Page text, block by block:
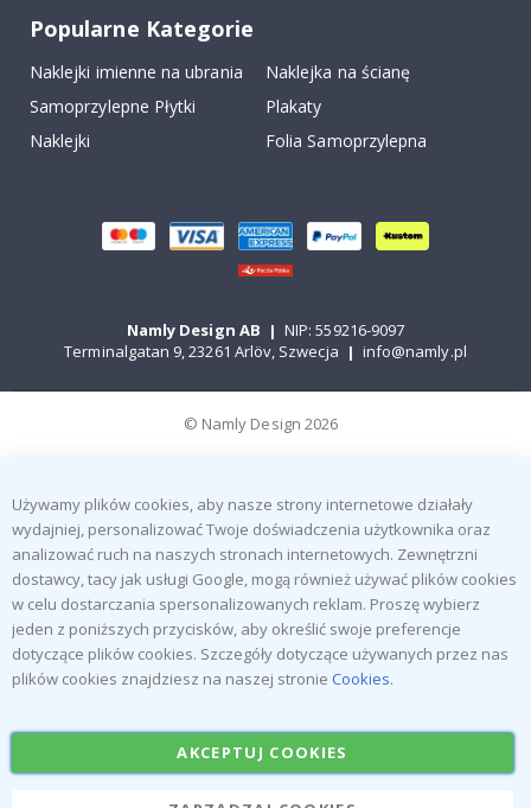
Popularne Kategorie
Naklejki imienne na ubrania
Naklejka na ścianę
Samoprzylepne Płytki
Plakaty
Naklejki
Folia Samoprzylepna
Namly Design AB | NIP: 559216-9097
Terminalgatan 9, 23261 Arlöv, Szwecja | info@namly.pl
© Namly Design 2026
Używamy plików cookies, aby nasze strony internetowe działały
wydajniej, personalizować Twoje doświadczenia użytkownika oraz
analizować ruch na naszych stronach internetowych. Zewnętrzni
dostawcy, tacy jak usługi Google, mogą również używać plików cookies
w celu dostarczania spersonalizowanych reklam. Proszę wybierz
jeden z poniższych przycisków, aby określić swoje preferencje
dotyczące plików cookies. Szczegóły dotyczące używanych przez nas
plików cookies znajdziesz na naszej stronie Cookies.
AKCEPTUJ COOKIES